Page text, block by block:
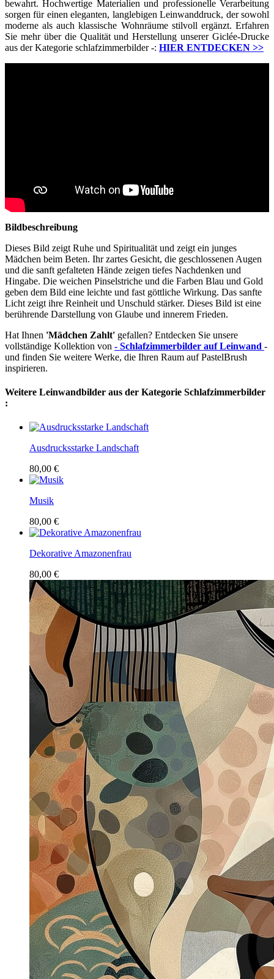
bewahrt. Hochwertige Materialien und professionelle Verarbeitung
sorgen für einen eleganten, langlebigen Leinwanddruck, der sowohl
moderne als auch klassische Wohnräume stilvoll ergänzt. Erfahren
Sie mehr über die Qualität und Herstellung unserer Giclée-Drucke
aus der Kategorie schlafzimmerbilder -: HIER ENTDECKEN >>
Bildbeschreibung
Dieses Bild zeigt Ruhe und Spiritualität und zeigt ein junges
Mädchen beim Beten. Ihr zartes Gesicht, die geschlossenen Augen
und die sanft gefalteten Hände zeigen tiefes Nachdenken und
Hingabe. Die weichen Pinselstriche und die Farben Blau und Gold
geben dem Bild eine leichte und fast göttliche Wirkung. Das sanfte
Licht zeigt ihre Reinheit und Unschuld stärker. Dieses Bild ist eine
berührende Darstellung von Glaube und innerem Frieden.
Hat Ihnen 'Mädchen Zahlt' gefallen? Entdecken Sie unsere
vollständige Kollektion von - Schlafzimmerbilder auf Leinwand -
und finden Sie weitere Werke, die Ihren Raum auf PastelBrush
inspirieren.
Weitere Leinwandbilder aus der Kategorie Schlafzimmerbilder
:
Ausdrucksstarke Landschaft
80,00 €
Musik
80,00 €
Dekorative Amazonenfrau
80,00 €